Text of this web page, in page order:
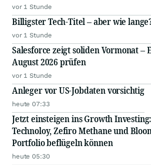
vor 1 Stunde
Billigster Tech-Titel – aber wie
vor 1 Stunde
Salesforce zeigt soliden Vormonat –
August 2026 prüfen
vor 1 Stunde
Anleger vor US-Jobdaten vorsichtig
heute 07:33
Jetzt einsteigen ins Growth
Technoloy, Zefiro Methane und
Portfolio beflügeln können
heute 05:30